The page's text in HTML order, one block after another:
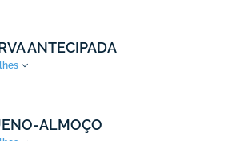
ANTECIPADA
ALMOÇO